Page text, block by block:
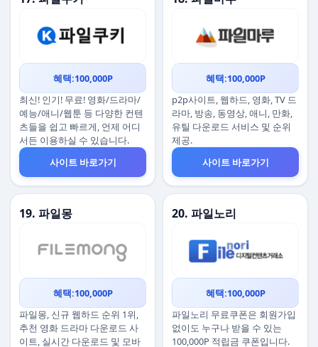
혜택:100,000P
최신! 인기! 무료! 영화/드라마/
예능/애니/웹툰 등 다양한 컨텐
츠들을 쉽고 빠르게, 언제 어디
서든 이용하실 수 있습니다.
사이트 바로가기
혜택:100,000P
p2p사이트, 웹하드, 영화, TV 드
라마, 방송, 동영상, 애니, 만화,
유틸 다운로드 서비스 및 순위
제공.
사이트 바로가기
19. 파일몽
혜택:100,000P
파일몽, 신규 웹하드 순위 1위,
추천 영화 드라마 다운로드 사
이트, 실시간 다운로드 및 모바
20. 파일노리
혜택:100,000P
파일노리 무료쿠폰은 회원가입
없이도 누구나 받을 수 있는
100,000P 적립금 쿠폰입니다.